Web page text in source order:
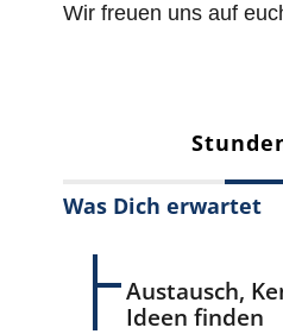
Wir freuen uns auf
Was Dich erwartet
Austausch,
Ideen finden